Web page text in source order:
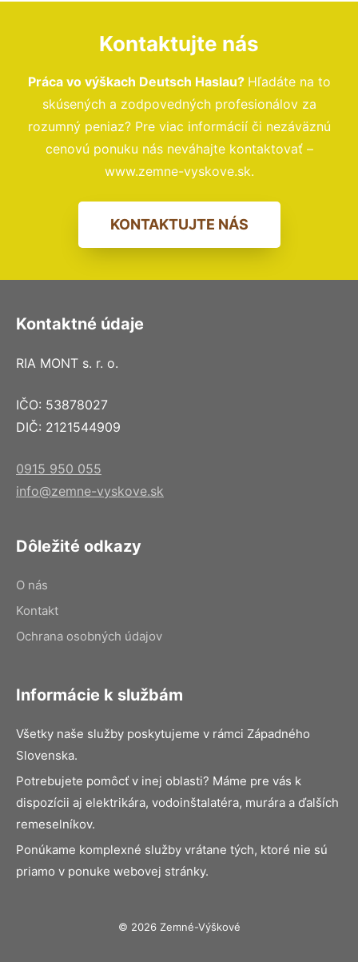
Kontaktujte nás
Práca vo výškach Deutsch Haslau? Hľadáte na to
skúsených a zodpovedných profesionálov za
rozumný peniaz? Pre viac informácií či nezáväznú
cenovú ponuku nás neváhajte kontaktovať –
www.zemne-vyskove.sk.
KONTAKTUJTE NÁS
Kontaktné údaje
RIA MONT s. r. o.
IČO: 53878027
DIČ: 2121544909
0915 950 055
info@zemne-vyskove.sk
Dôležité odkazy
O nás
Kontakt
Ochrana osobných údajov
Informácie k službám
Všetky naše služby poskytujeme v rámci Západného
Slovenska.
Potrebujete pomôcť v inej oblasti? Máme pre vás k
dispozícii aj elektrikára, vodoinštalatéra, murára a ďalších
remeselníkov.
Ponúkame komplexné služby vrátane tých, ktoré nie sú
priamo v ponuke webovej stránky.
© 2026 Zemné-Výškové